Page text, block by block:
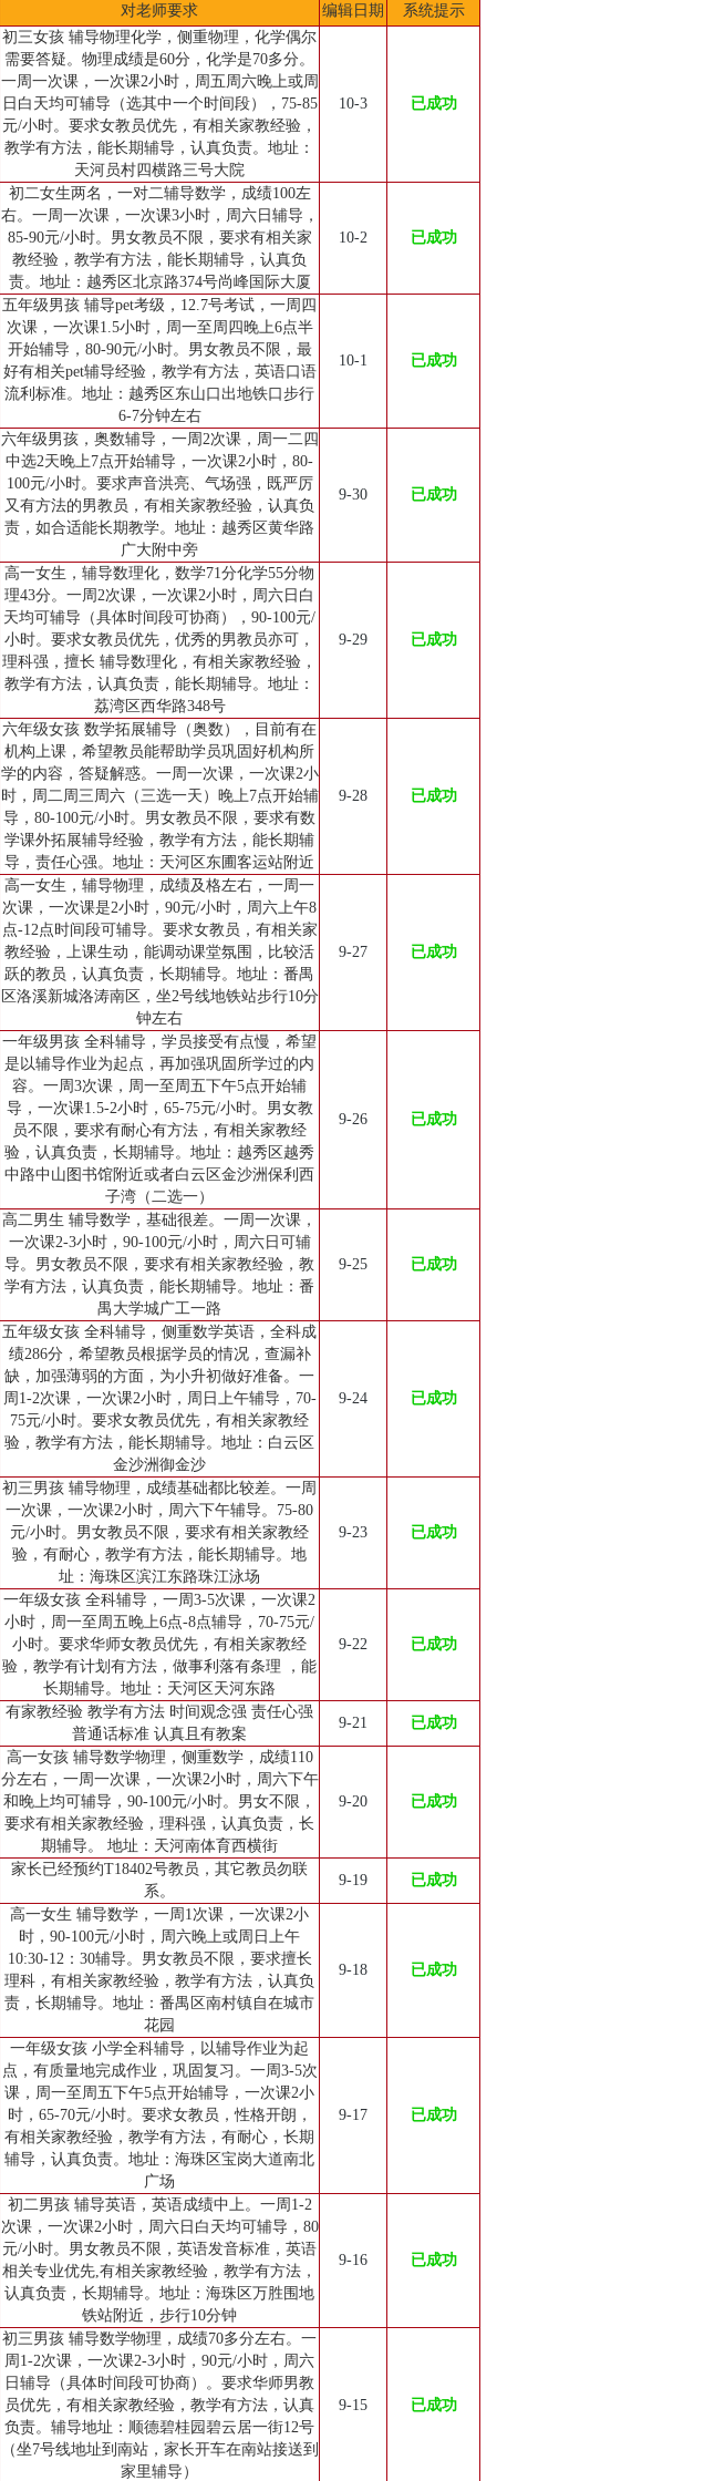
对老师要求 编辑日期 系统提示
初三女孩 辅导物理化学，侧重物理，化学偶尔
需要答疑。物理成绩是60分，化学是70多分。
一周一次课，一次课2小时，周五周六晚上或周
日白天均可辅导（选其中一个时间段），75-85
元/小时。要求女教员优先，有相关家教经验，
教学有方法，能长期辅导，认真负责。地址：
天河员村四横路三号大院
10-3 已成功
初二女生两名，一对二辅导数学，成绩100左
右。一周一次课，一次课3小时，周六日辅导，
85-90元/小时。男女教员不限，要求有相关家
教经验，教学有方法，能长期辅导，认真负
责。地址：越秀区北京路374号尚峰国际大厦
10-2 已成功
五年级男孩 辅导pet考级，12.7号考试，一周四
次课，一次课1.5小时，周一至周四晚上6点半
开始辅导，80-90元/小时。男女教员不限，最
好有相关pet辅导经验，教学有方法，英语口语
流利标准。地址：越秀区东山口出地铁口步行
6-7分钟左右
10-1 已成功
六年级男孩，奥数辅导，一周2次课，周一二四
中选2天晚上7点开始辅导，一次课2小时，80-
100元/小时。要求声音洪亮、气场强，既严厉
又有方法的男教员，有相关家教经验，认真负
责，如合适能长期教学。地址：越秀区黄华路
广大附中旁
9-30 已成功
高一女生，辅导数理化，数学71分化学55分物
理43分。一周2次课，一次课2小时，周六日白
天均可辅导（具体时间段可协商），90-100元/
小时。要求女教员优先，优秀的男教员亦可，
理科强，擅长 辅导数理化，有相关家教经验，
教学有方法，认真负责，能长期辅导。地址：
荔湾区西华路348号
9-29 已成功
六年级女孩 数学拓展辅导（奥数），目前有在
机构上课，希望教员能帮助学员巩固好机构所
学的内容，答疑解惑。一周一次课，一次课2小
时，周二周三周六（三选一天）晚上7点开始辅
导，80-100元/小时。男女教员不限，要求有数
学课外拓展辅导经验，教学有方法，能长期辅
导，责任心强。地址：天河区东圃客运站附近
9-28 已成功
高一女生，辅导物理，成绩及格左右，一周一
次课，一次课是2小时，90元/小时，周六上午8
点-12点时间段可辅导。要求女教员，有相关家
教经验，上课生动，能调动课堂氛围，比较活
跃的教员，认真负责，长期辅导。地址：番禺
区洛溪新城洛涛南区，坐2号线地铁站步行10分
钟左右
9-27 已成功
一年级男孩 全科辅导，学员接受有点慢，希望
是以辅导作业为起点，再加强巩固所学过的内
容。一周3次课，周一至周五下午5点开始辅
导，一次课1.5-2小时，65-75元/小时。男女教
员不限，要求有耐心有方法，有相关家教经
验，认真负责，长期辅导。地址：越秀区越秀
中路中山图书馆附近或者白云区金沙洲保利西
子湾（二选一）
9-26 已成功
高二男生 辅导数学，基础很差。一周一次课，
一次课2-3小时，90-100元/小时，周六日可辅
导。男女教员不限，要求有相关家教经验，教
学有方法，认真负责，能长期辅导。地址：番
禺大学城广工一路
9-25 已成功
五年级女孩 全科辅导，侧重数学英语，全科成
绩286分，希望教员根据学员的情况，查漏补
缺，加强薄弱的方面，为小升初做好准备。一
周1-2次课，一次课2小时，周日上午辅导，70-
75元/小时。要求女教员优先，有相关家教经
验，教学有方法，能长期辅导。地址：白云区
金沙洲御金沙
9-24 已成功
初三男孩 辅导物理，成绩基础都比较差。一周
一次课，一次课2小时，周六下午辅导。75-80
元/小时。男女教员不限，要求有相关家教经
验，有耐心，教学有方法，能长期辅导。地
址：海珠区滨江东路珠江泳场
9-23 已成功
一年级女孩 全科辅导，一周3-5次课，一次课2
小时，周一至周五晚上6点-8点辅导，70-75元/
小时。要求华师女教员优先，有相关家教经
验，教学有计划有方法，做事利落有条理 ，能
长期辅导。地址：天河区天河东路
9-22 已成功
有家教经验 教学有方法 时间观念强 责任心强
普通话标准 认真且有教案
9-21 已成功
高一女孩 辅导数学物理，侧重数学，成绩110
分左右，一周一次课，一次课2小时，周六下午
和晚上均可辅导，90-100元/小时。男女不限，
要求有相关家教经验，理科强，认真负责，长
期辅导。 地址：天河南体育西横街
9-20 已成功
家长已经预约T18402号教员，其它教员勿联
系。
9-19 已成功
高一女生 辅导数学，一周1次课，一次课2小
时，90-100元/小时，周六晚上或周日上午
10:30-12：30辅导。男女教员不限，要求擅长
理科，有相关家教经验，教学有方法，认真负
责，长期辅导。地址：番禺区南村镇自在城市
花园
9-18 已成功
一年级女孩 小学全科辅导，以辅导作业为起
点，有质量地完成作业，巩固复习。一周3-5次
课，周一至周五下午5点开始辅导，一次课2小
时，65-70元/小时。要求女教员，性格开朗，
有相关家教经验，教学有方法，有耐心，长期
辅导，认真负责。地址：海珠区宝岗大道南北
广场
9-17 已成功
初二男孩 辅导英语，英语成绩中上。一周1-2
次课，一次课2小时，周六日白天均可辅导，80
元/小时。男女教员不限，英语发音标准，英语
相关专业优先,有相关家教经验，教学有方法，
认真负责，长期辅导。地址：海珠区万胜围地
铁站附近，步行10分钟
9-16 已成功
初三男孩 辅导数学物理，成绩70多分左右。一
周1-2次课，一次课2-3小时，90元/小时，周六
日辅导（具体时间段可协商）。要求华师男教
员优先，有相关家教经验，教学有方法，认真
负责。辅导地址：顺德碧桂园碧云居一街12号
（坐7号线地址到南站，家长开车在南站接送到
家里辅导）
9-15 已成功